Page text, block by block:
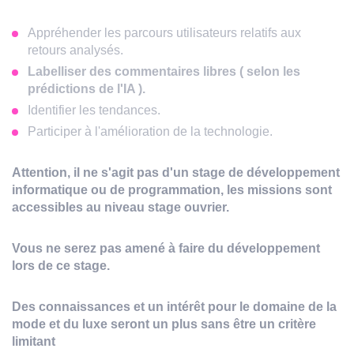
Appréhender les parcours utilisateurs relatifs aux
retours analysés.
Labelliser des commentaires libres ( selon les
prédictions de l'IA ).
Identifier les tendances.
Participer à l'amélioration de la technologie.
Attention, il ne s'agit pas d'un stage de développement
informatique ou de programmation, les missions sont
accessibles au niveau stage ouvrier.
Vous ne serez pas amené à faire du développement
lors de ce stage.
Des connaissances et un intérêt pour le domaine de la
mode et du luxe seront un plus sans être un critère
limitant